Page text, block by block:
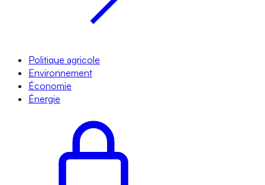
Politique agricole
Environnement
Économie
Énergie